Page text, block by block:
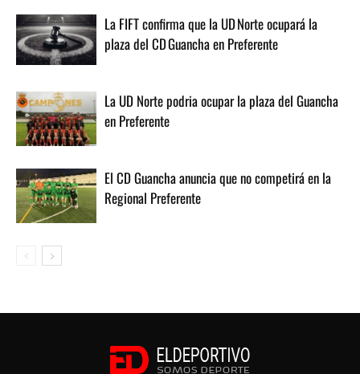
La FIFT confirma que la UD Norte ocupará la
plaza del CD Guancha en Preferente
La UD Norte podria ocupar la plaza del Guancha
en Preferente
El CD Guancha anuncia que no competirá en la
Regional Preferente